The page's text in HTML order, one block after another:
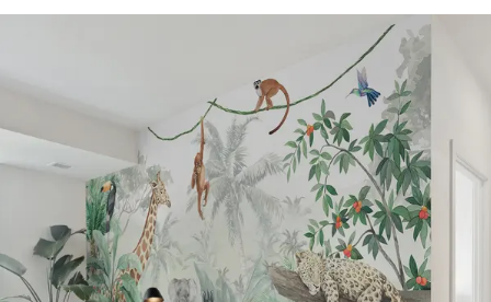
81.6749.00€/m²